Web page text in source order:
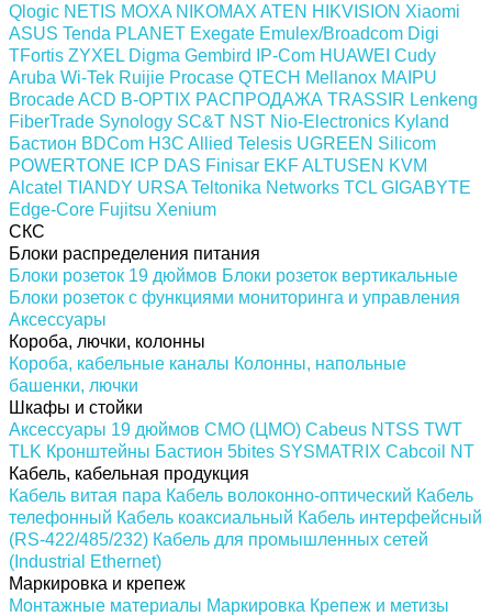
Qlogic NETIS MOXA NIKOMAX ATEN HIKVISION Xiaomi
ASUS Tenda PLANET Exegate Emulex/Broadcom Digi
TFortis ZYXEL Digma Gembird IP-Com HUAWEI Cudy
Aruba Wi-Tek Ruijie Procase QTECH Mellanox MAIPU
BrocadeACD B-OPTIX РАСПРОДАЖА TRASSIR Lenkeng
FiberTrade Synology SC&T NST Nio-Electronics Kyland
Бастион BDCom H3C Allied Telesis UGREEN Silicom
POWERTONE ICP DAS Finisar EKFALTUSEN KVM
Alcatel TIANDY URSA Teltonika Networks TCL GIGABYTE
Edge-Core Fujitsu Xenium
СКС
Блоки распределения питания
Блоки розеток 19 дюймов Блоки розеток вертикальные
Блоки розеток с функциями мониторинга и управления
Аксессуары
Короба, лючки, колонны
Короба, кабельные каналы Колонны, напольные
башенки, лючки
Шкафы и стойки
Аксессуары 19 дюймов CMO (ЦМО) Cabeus NTSS TWT
TLK Кронштейны Бастион 5bites SYSMATRIX Cabcoil
NT
Кабель, кабельная продукция
Кабель витая пара Кабель волоконно-оптический Кабель
телефонный Кабель коаксиальный Кабель интерфейсный
(RS-422/485/232) Кабель для промышленных сетей
(Industrial Ethernet)
Маркировка и крепеж
Монтажные материалы Маркировка Крепеж и метизы